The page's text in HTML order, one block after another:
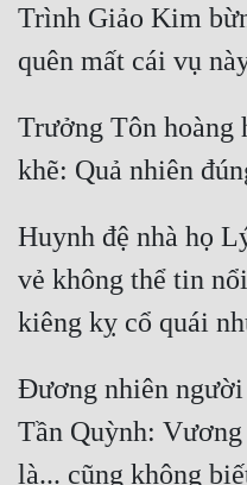
Trình Giảo Kim
Trưởng Tôn hoàng
Huynh đệ nhà họ
vẻ không thể tin
Đương nhiên
Tần Quỳnh:
là... cũng không